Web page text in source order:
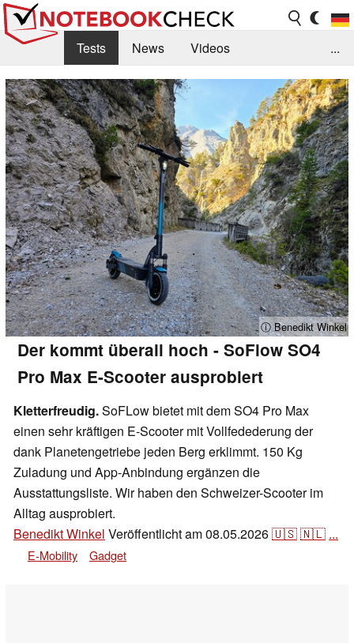
Tests News
Videos
Benchmarks & Tech
Externe Tests
Kaufberatung
Deals Suche
Jobs
Forum
...
ⓘ Benedikt Winkel
Der kommt überall hoch - SoFlow SO4
Pro Max E-Scooter ausprobiert
Kletterfreudig.SoFLow bietet mit dem SO4 Pro Max
einen sehr kräftigen E-Scooter mit Vollfedederung der
dank Planetengetriebe jeden Berg erklimmt. 150 Kg
Zuladung und App-Anbindung ergänzen die
Ausstattungsliste. Wir haben den Schweizer-Scooter im
Alltag ausprobiert.
Benedikt Winkel Veröffentlicht am08.05.2026🇺🇸🇳🇱 ...
E-Mobility Gadget